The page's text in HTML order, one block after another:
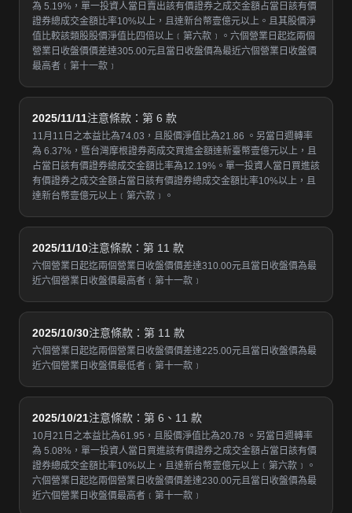
為 5.19%，單一投資人當日賣出該有價證券之成交金額占當日該有價
證券總成交金額比率10%以上，且達新台幣壹億元以上。且其股價淨
值比較該類股股價淨值比四倍以上﹝第六款﹞。六個營業日起迄兩個
營業日收盤價價差達305.00元且當日收盤價為最近六個營業日收盤價
最高者﹝第十一款﹞
2025/11/11注意條款：第 6 款
11月11日之本益比為74.03，且股價淨值比為21.86 。另當日週轉率
為 6.37%，暨台灣摩根證券商成交買進金額達新臺幣壹億元以上，且
占當日該有價證券總成交金額比率為12.19%。單一投資人當日買進該
有價證券之成交金額占當日該有價證券總成交金額比率10%以上，且
達新台幣壹億元以上﹝第六款﹞。
2025/11/10注意條款：第 11 款
六個營業日起迄兩個營業日收盤價價差達310.00元且當日收盤價為最
近六個營業日收盤價最高者﹝第十一款﹞
2025/10/30注意條款：第 11 款
六個營業日起迄兩個營業日收盤價價差達225.00元且當日收盤價為最
近六個營業日收盤價最低者﹝第十一款﹞
2025/10/21注意條款：第 6、11 款
10月21日之本益比為61.95，且股價淨值比為20.78 。另當日週轉率
為 5.08%，單一投資人當日買進該有價證券之成交金額占當日該有價
證券總成交金額比率10%以上，且達新台幣壹億元以上﹝第六款﹞。
六個營業日起迄兩個營業日收盤價價差達230.00元且當日收盤價為最
近六個營業日收盤價最高者﹝第十一款﹞